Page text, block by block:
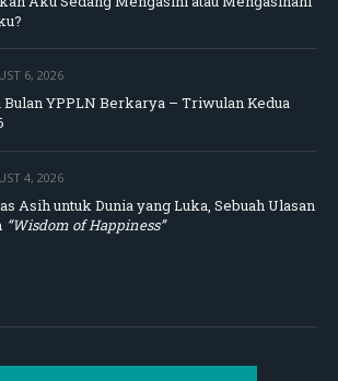
6, 2026
Bulan YPPLN Berkarya – Triwulan Kedua
4, 2026
Asih untuk Dunia yang Luka, Sebuah Ulasan
“Wisdom of Happiness”